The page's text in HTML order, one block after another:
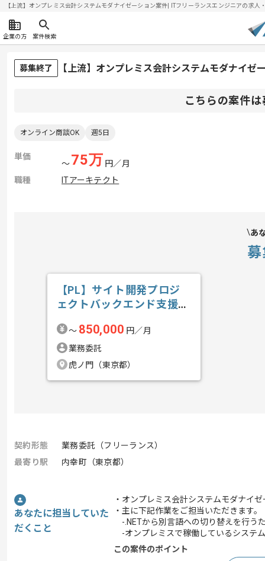
【上流】オンプレミス会計システムモダナイゼーション案件| ITフリーランスエンジニアの求
企業の方 案件検索
募集終了 【上流】オンプレミス会計システムモダナイゼ
こちらの案件
オンライン商談OK 週5日
単価
〜75万 円／月
職種
ITアーキテクト
あ
【PL】サイト開発プロジ
ェクトバックエンド支援の
〜 850,000 円／月
業務委託
虎ノ門（東京都）
契約形態
業務委託（フリーランス）
最寄り駅
内幸町（東京都）
あなたに担当していた
だくこと
・オンプレミス会計システムモダナイ
・主に下記作業をご担当いただきます。
-.NETから別言語への切り替えを行う
-オンプレミスで稼働しているシステ
この案件のポイント